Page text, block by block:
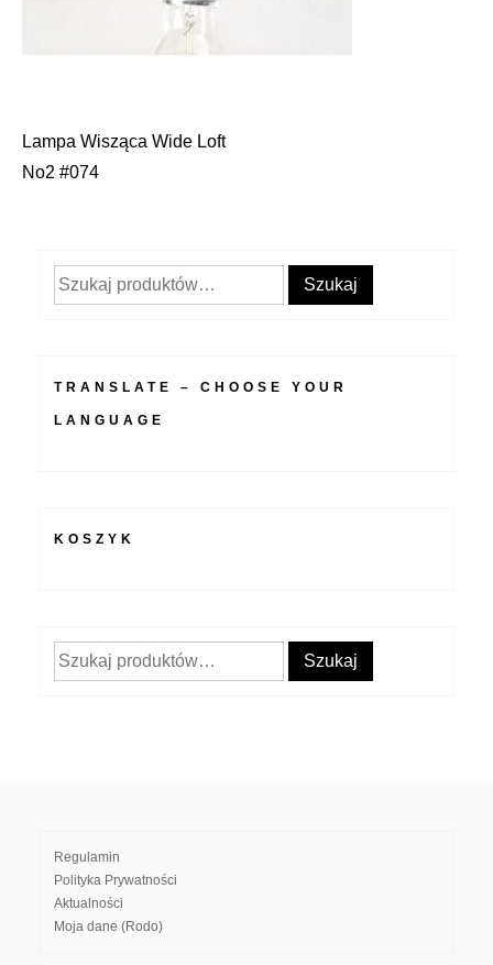
Nawigacja
Lampa Wisząca Wide Loft
No2 #074
Szukaj: Szukaj
TRANSLATE – CHOOSE YOUR
LANGUAGE
KOSZYK
Szukaj: Szukaj
Regulamin
Polityka Prywatności
Aktualności
Moja dane (Rodo)